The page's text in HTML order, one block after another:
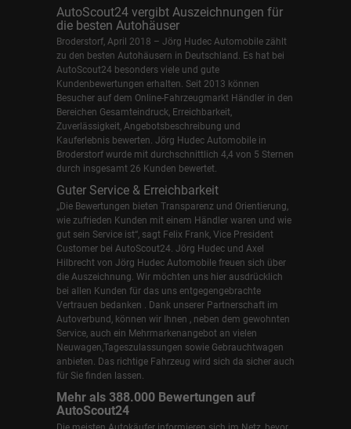
AutoScout24 vergibt Auszeichnungen für
die besten Autohäuser
Broderstorf, April 2018 – Jörg Hudec Automobile zählt
zu den besten Autohäusern in Deutschland. Es hat bei
AutoScout24 besonders viele und gute
Kundenbewertungen erhalten. Seit 2013 können
Besucher auf dem Online-Fahrzeugmarkt Händler in den
Bereichen Gesamteindruck, Erreichbarkeit,
Zuverlässigkeit, Angebotsbeschreibung und
Kauferlebnis bewerten. Jörg Hudec Automobile in
Broderstorf wurde mit durchschnittlich 4,4 von 5 Sternen
durch insgesamt 26 Kunden bewertet.
Guter Service & Erreichbarkeit
„Die Bewertungen bieten Transparenz und Orientierung,
wie zufrieden Kunden mit einem Händler waren und wie
gut sein Service ist“, sagt Felix Frank, Vice President
Customer bei AutoScout24. Jörg Hudec und Axel
Hilbrecht von Jörg Hudec Automobile freuen sich über
die Auszeichnung. Wir möchten uns hier ausdrücklich
bei allen Kunden für das uns entgegengebrachte
Vertrauen bedanken . Dank unserer Partnerschaft im
Autoverbund, können wir Ihnen , neben dem gewohnten
Service, auch ein Mehrmarkenangebot an vielen
Neuwagen,Tageszulassungen sowie Gebrauchtwagen
anbieten. Das richtige Fahrzeug wird sich da sicher auch
für Sie finden lassen.
Mehr als 388.000 Bewertungen auf
AutoScout24